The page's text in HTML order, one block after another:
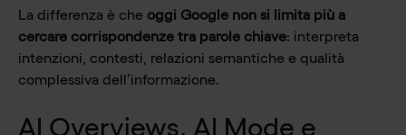
La differenza è che oggi Google non si limita più a
cercare corrispondenze tra parole chiave: interpreta
intenzioni, contesti, relazioni semantiche e qualità
complessiva dell’informazione.
AI Overviews, AI Mode e